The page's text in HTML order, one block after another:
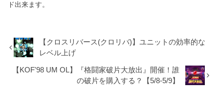
ド出来ます。
【クロスリバース(クロリバ)】ユニットの効率的な
レベル上げ
【KOF'98 UM OL】『格闘家破片大放出』開催！誰
の破片を購入する？【5/8-5/9】